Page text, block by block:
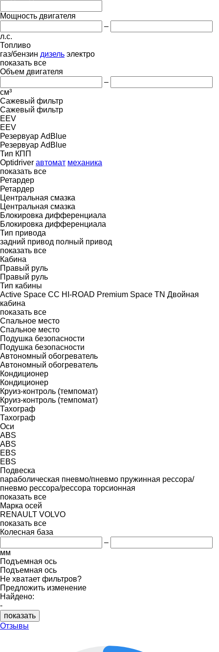
Мощность двигателя
–
л.с.
Топливо
газ/бензин дизель электро
показать все
Объем двигателя
–
см³
Сажевый фильтр
Сажевый фильтр
EEV
EEV
Резервуар AdBlue
Резервуар AdBlue
Тип КПП
Optidriver автомат механика
показать все
Ретардер
Ретардер
Центральная смазка
Центральная смазка
Блокировка дифференциала
Блокировка дифференциала
Тип привода
задний привод полный привод
показать все
Кабина
Правый руль
Правый руль
Тип кабины
Active Space CC HI-ROAD Premium Space TN Двойная
кабина
показать все
Спальное место
Спальное место
Подушка безопасности
Подушка безопасности
Автономный обогреватель
Автономный обогреватель
Кондиционер
Кондиционер
Круиз-контроль (темпомат)
Круиз-контроль (темпомат)
Тахограф
Тахограф
Оси
ABS
ABS
EBS
EBS
Подвеска
параболическая пневмо/пневмо пружинная рессора/
пневмо рессора/рессора торсионная
показать все
Марка осей
RENAULT VOLVO
показать все
Колесная база
–
мм
Подъемная ось
Подъемная ось
Не хватает фильтров?
Предложить изменение
Найдено:
-
показать
Отзывы